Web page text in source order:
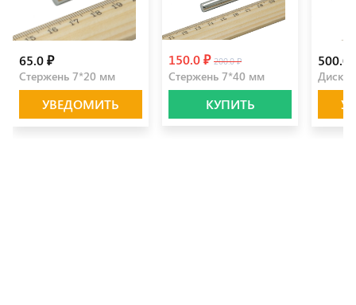
65.0 ₽
Стержень 7*20 мм
УВЕДОМИТЬ
150.0 ₽ 200.0 ₽
Стержень 7*40 мм
КУПИТЬ
500.0
Диск